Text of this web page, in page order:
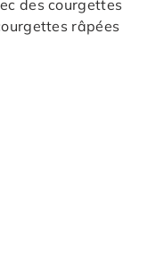
des courgettes
râpées